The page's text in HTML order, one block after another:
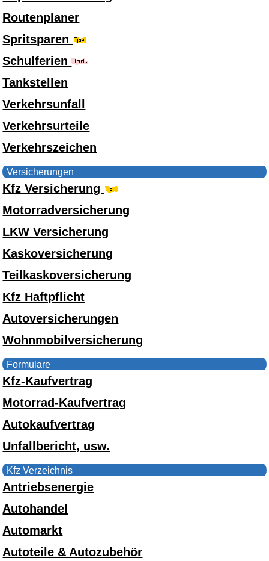
Routenplaner
Spritsparen
Schulferien
Tankstellen
Verkehrsunfall
Verkehrsurteile
Verkehrszeichen
Versicherungen
Kfz Versicherung
Motorradversicherung
LKW Versicherung
Kaskoversicherung
Teilkaskoversicherung
Kfz Haftpflicht
Autoversicherungen
Wohnmobilversicherung
Formulare
Kfz-Kaufvertrag
Motorrad-Kaufvertrag
Autokaufvertrag
Unfallbericht, usw.
Kfz Verzeichnis
Antriebsenergie
Autohandel
Automarkt
Autoteile & Autozubehör